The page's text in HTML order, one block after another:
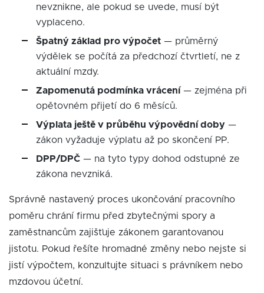
nevznikne, ale pokud se uvede, musí být
vyplaceno.
Špatný základ pro výpočet — průměrný
výdělek se počítá za předchozí čtvrtletí, ne z
aktuální mzdy.
Zapomenutá podmínka vrácení — zejména při
opětovném přijetí do 6 měsíců.
Výplata ještě v průběhu výpovědní doby —
zákon vyžaduje výplatu až po skončení PP.
DPP/DPČ — na tyto typy dohod odstupné ze
zákona nevzniká.
Správně nastavený proces ukončování pracovního
poměru chrání firmu před zbytečnými spory a
zaměstnancům zajišťuje zákonem garantovanou
jistotu. Pokud řešíte hromadné změny nebo nejste si
jistí výpočtem, konzultujte situaci s právníkem nebo
mzdovou účetní.